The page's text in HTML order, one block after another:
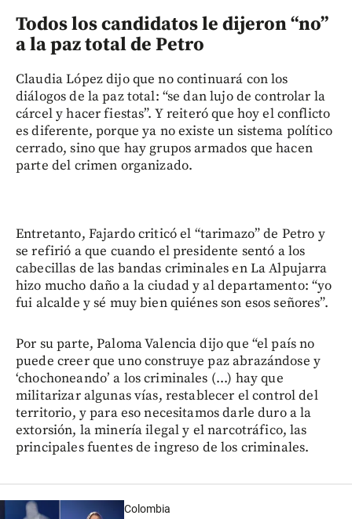
Todos los candidatos le dijeron “no”
a la paz total de Petro
Claudia López dijo que no continuará con los
diálogos de la paz total: “se dan lujo de controlar la
cárcel y hacer fiestas”. Y reiteró que hoy el conflicto
es diferente, porque ya no existe un sistema político
cerrado, sino que hay grupos armados que hacen
parte del crimen organizado.
Entretanto, Fajardo criticó el “tarimazo” de Petro y
se refirió a que cuando el presidente sentó a los
cabecillas de las bandas criminales en La Alpujarra
hizo mucho daño a la ciudad y al departamento: “yo
fui alcalde y sé muy bien quiénes son esos señores”.
Por su parte, Paloma Valencia dijo que “el país no
puede creer que uno construye paz abrazándose y
‘chochoneando’ a los criminales (...) hay que
militarizar algunas vías, restablecer el control del
territorio, y para eso necesitamos darle duro a la
extorsión, la minería ilegal y el narcotráfico, las
principales fuentes de ingreso de los criminales.
Colombia